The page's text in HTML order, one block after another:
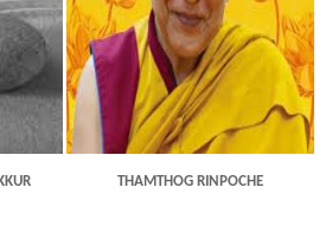
THAMTHOG RINPOCHE